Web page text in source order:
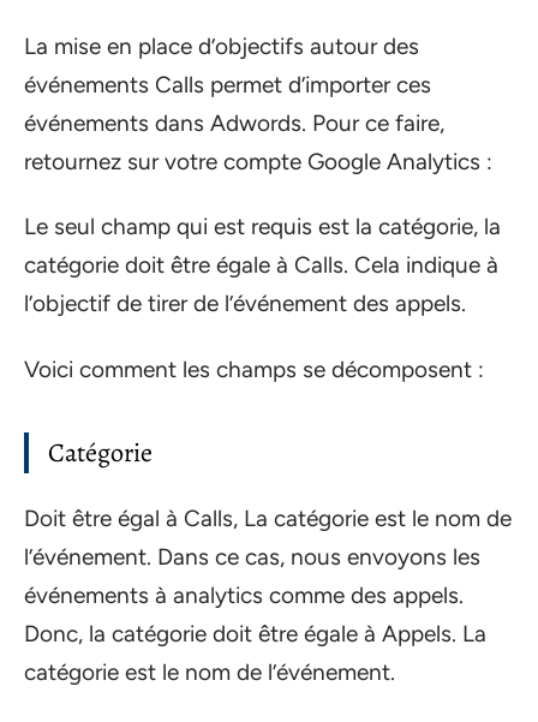
La mise en place d’objectifs autour des
événements Calls permet d’importer ces
événements dans Adwords. Pour ce faire,
retournez sur votre compte Google Analytics :
Le seul champ qui est requis est la catégorie, la
catégorie doit être égale à Calls. Cela indique à
l’objectif de tirer de l’événement des appels.
Voici comment les champs se décomposent :
Catégorie
Doit être égal à Calls, La catégorie est le nom de
l’événement. Dans ce cas, nous envoyons les
événements à analytics comme des appels.
Donc, la catégorie doit être égale à Appels. La
catégorie est le nom de l’événement.